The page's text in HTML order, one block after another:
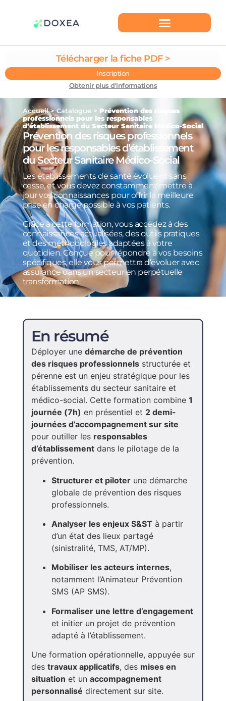
Télécharger la fiche PDF >
Inscription
Obtenir plus d'informations
Accueil>Catalogue> Prévention des risques
professionnels pour les responsables
d’établissement du Secteur Sanitaire Médico-Social
Prévention des risques professionnels
pour les responsables d’établissement
du Secteur Sanitaire Médico-Social
Les établissements de santé évoluent sans
cesse, et vous devez constamment mettre à
jour vos connaissances pour offrir la meilleure
prise en charge possible à vos patients.
Grâce à cette formation, vous accédez à des
connaissances actualisées, des outils pratiques
et des méthodologies adaptées à votre
quotidien. Conçue pour répondre à vos besoins
spécifiques, elle vous permettra d’évoluer avec
assurance dans un secteur en perpétuelle
transformation.
En résumé
Déployer une démarche de prévention
des risques professionnelsstructurée et
pérenne est un enjeu stratégique pour les
établissements du secteur sanitaire et
médico-social. Cette formation combine 1
journée (7h) en présentiel et 2 demi-
journées d’accompagnement sur site
pour outiller les responsables
d’établissementdans le pilotage de la
prévention.
Structurer et piloterune démarche
globale de prévention des risques
professionnels.
Analyser les enjeux S&ST à partir
d’un état des lieux partagé
(sinistralité, TMS, AT/MP).
Mobiliser les acteurs internes,
notamment l’Animateur Prévention
SMS (AP SMS).
Formaliser une lettre d’engagement
et initier un projet de prévention
adapté à l’établissement.
Une formation opérationnelle, appuyée sur
des travaux applicatifs, des mises en
situation et un accompagnement
personnalisé directement sur site.